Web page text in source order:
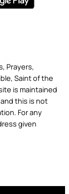
Prayers,
Saint of the
is maintained
this is not
For any
given